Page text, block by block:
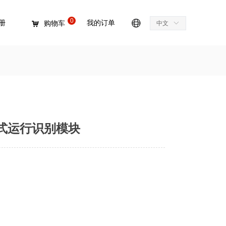
낙 购物车 0 ꀅ
中文
我的订单
运行识别模块